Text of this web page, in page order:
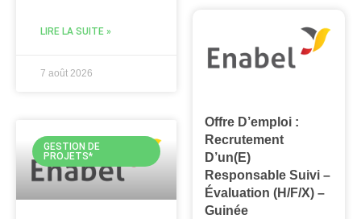
LIRE LA SUITE »
7 août 2026
GESTION DE
PROJETS*
Offre D’emploi :
Recrutement
D’un(e)
Responsable Suivi –
Évaluation (H/F/X) –
Guinée